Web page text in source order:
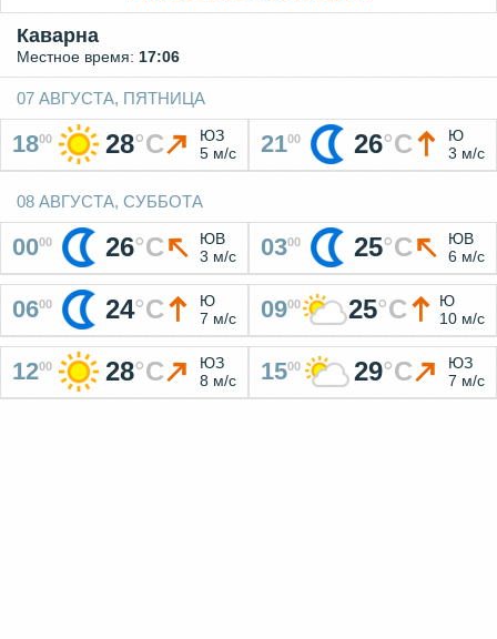
Каварна
Местное время: 17:06
07 АВГУСТА, ПЯТНИЦА
1800 28°C
ЮЗ
5 м/с
2100 26°C
Ю
3 м/с
08 АВГУСТА, СУББОТА
0000 26°C
ЮВ
3 м/с
0300 25°C
ЮВ
6 м/с
0600 24°C
Ю
7 м/с
0900 25°C
Ю
10 м/с
1200 28°C
ЮЗ
8 м/с
1500 29°C
ЮЗ
7 м/с